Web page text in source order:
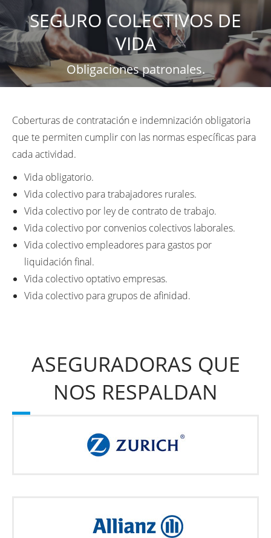
SEGURO COLECTIVOS DE
VIDA
Obligaciones patronales.
Coberturas de contratación e indemnización obligatoria
que te permiten cumplir con las normas específicas para
cada actividad.
Vida obligatorio.
Vida colectivo para trabajadores rurales.
Vida colectivo por ley de contrato de trabajo.
Vida colectivo por convenios colectivos laborales.
Vida colectivo empleadores para gastos por
liquidación final.
Vida colectivo optativo empresas.
Vida colectivo para grupos de afinidad.
ASEGURADORAS QUE
NOS RESPALDAN